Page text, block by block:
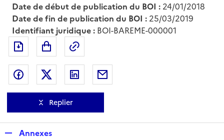
Date de début de publication du BOI : 24/01/2018
Date de fin de publication du BOI : 25/03/2019
Identifiant juridique : BOI-BAREME-000001
Exporter le document au format pdf
Partager sur Facebook
Partager sur Twitter
Partager sur LinkedIn
Replier
Annexes